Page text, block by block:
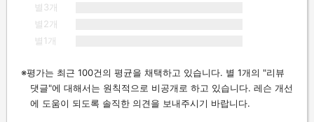
별3개
별2개
별1개
평가는 최근 100건의 평균을 채택하고 있습니다. 별 1개의 "리뷰
댓글"에 대해서는 원칙적으로 비공개로 하고 있습니다. 레슨 개선
에 도움이 되도록 솔직한 의견을 보내주시기 바랍니다.